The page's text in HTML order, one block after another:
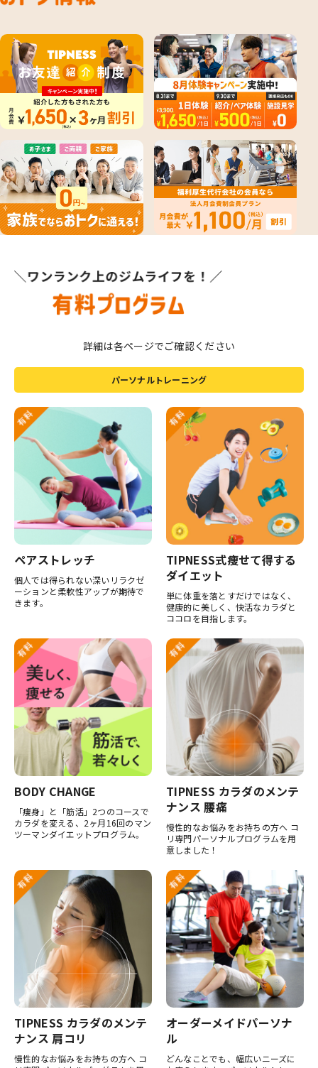
詳細は各ページでご確認ください
パーソナルトレーニング
ペアストレッチ
個人では得られない深いリラクゼ
ーションと柔軟性アップが期待で
きます。
TIPNESS式痩せて得する
ダイエット
単に体重を落とすだけではなく、
健康的に美しく、快活なカラダと
ココロを目指します。
BODY CHANGE
「痩身」と「筋活」2つのコースで
カラダを変える、2ヶ月16回のマン
ツーマンダイエットプログラム。
TIPNESS カラダのメンテ
ナンス 腰痛
慢性的なお悩みをお持ちの方へ コ
リ専門パーソナルプログラムを用
意しました！
TIPNESS カラダのメンテ
ナンス 肩コリ
慢性的なお悩みをお持ちの方へ コ
オーダーメイドパーソナ
ル
どんなことでも、幅広いニーズに